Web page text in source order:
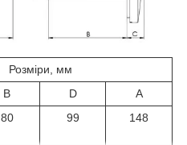
Розміри, мм
B D
A
80 99 148